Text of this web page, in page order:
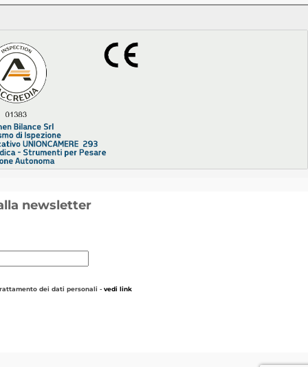
newsletter
dei dati personali - vedi link